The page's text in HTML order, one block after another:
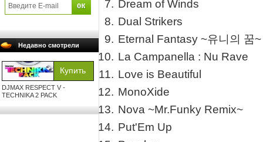
Недавно смотрели
DJMAX RESPECT V -
TECHNIKA 2 PACK
Dream of Winds
Dual Strikers
Eternal Fantasy ~유니의 꿈~
La Campanella : Nu Rave
Love is Beautiful
MonoXide
Nova ~Mr.Funky Remix~
Put'Em Up